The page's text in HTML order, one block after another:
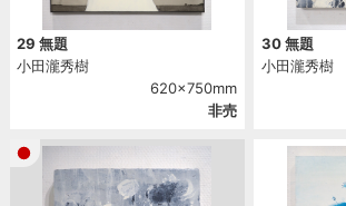
29 無題
小田瀧秀樹
620x750mm
非売
30 無題
小田瀧秀樹